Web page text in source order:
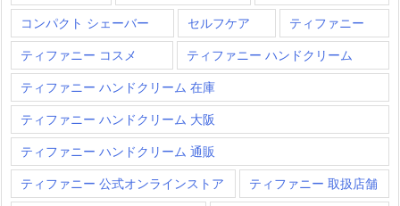
コンパクト シェーバー
セルフケア
ティファニー
ティファニー コスメ
ティファニー ハンドクリーム
ティファニー ハンドクリーム 在庫
ティファニー ハンドクリーム 大阪
ティファニー ハンドクリーム 通販
ティファニー 公式オンラインストア
ティファニー 取扱店舗